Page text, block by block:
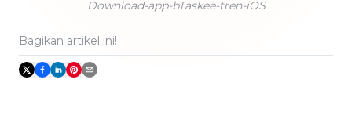
Download-app-bTaskee-tren-iOS
Bagikan artikel ini!